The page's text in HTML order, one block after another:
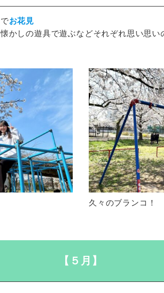
お花見
かしの遊具で遊ぶなどそれぞれ思い思い
久々のブランコ！
【５月】